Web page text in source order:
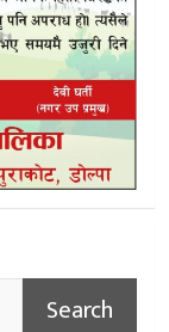
Search